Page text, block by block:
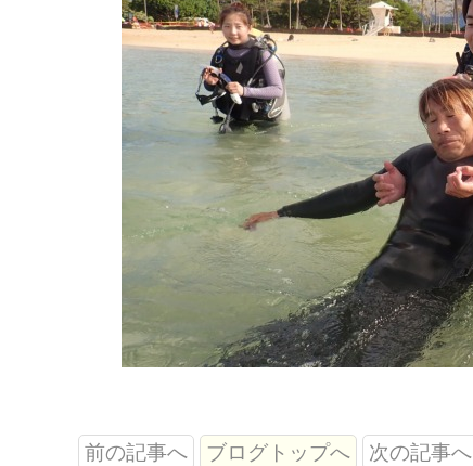
前の記事へ ブログトップへ 次の記事へ